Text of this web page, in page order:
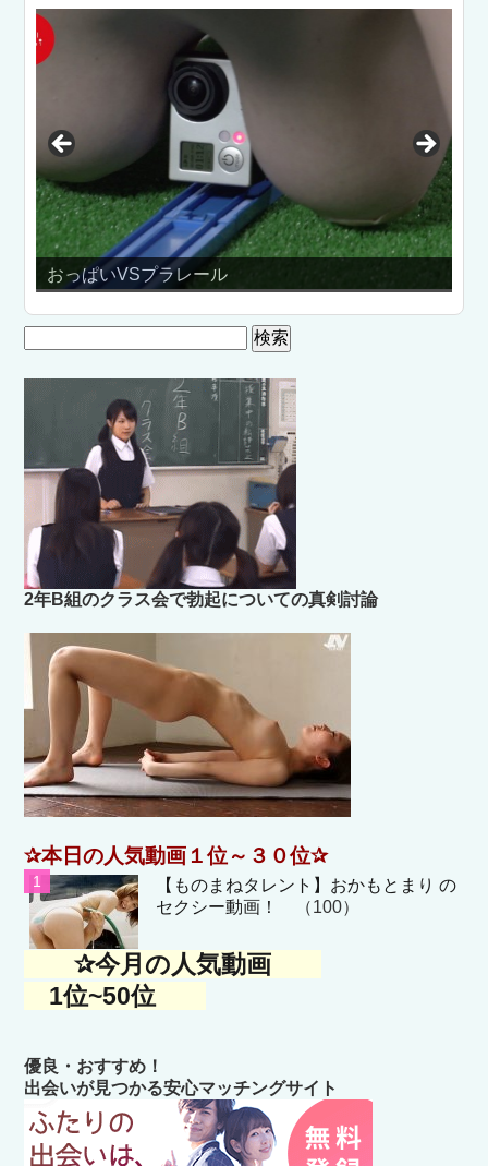
おっぱいVSプラレール
索:
2年B組のクラス会で勃起についての真剣討論
✰本日の人気動画１位～３０位✰
【ものまねタレント】おかもとまり の
セクシー動画！
（100）
✰今月の人気動画
1位~50位
優良・おすすめ！
出会いが見つかる安心マッチングサイト